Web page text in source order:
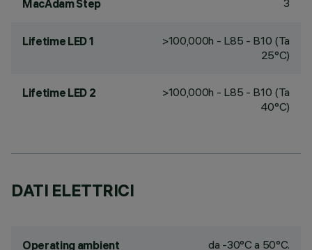
MacAdam Step 3
Lifetime LED 1
>100,000h - L85 - B10 (Ta
25°C)
Lifetime LED 2
>100,000h - L85 - B10 (Ta
40°C)
DATI ELETTRICI
Operating ambient
da -30°C a 50°C.